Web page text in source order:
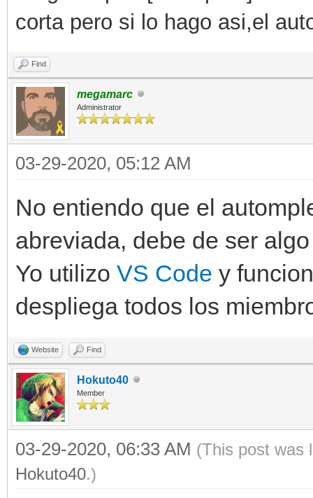
corta pero si lo hago asi,el
Find
megamarc
Administrator
03-29-2020, 05:12 AM
No entiendo que el
abreviada, debe de ser
Yo utilizo VS Code y
despliega todos los
Website Find
Hokuto40
Member
03-29-2020, 06:33 AM (This post was
Hokuto40.)